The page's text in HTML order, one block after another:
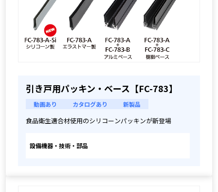
引き戸用パッキン・ベース【FC-783】
動画あり カタログあり 新製品
食品衛生適合材使用のシリコーンパッキンが新登場
設備機器・技術・部品